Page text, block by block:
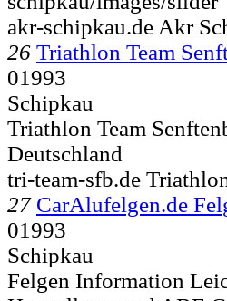
akr-schipkau.de Akr
26 Triathlon Team
01993
Schipkau
Triathlon Team
Deutschland
tri-team-sfb.de
27 CarAlufelgen.de
01993
Schipkau
Felgen Information